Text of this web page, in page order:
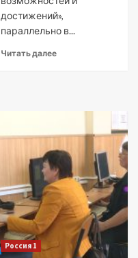
достижений»,
параллельно в...
Читать далее
Россия 1